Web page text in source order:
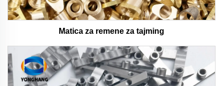
Matica za remene za tajming